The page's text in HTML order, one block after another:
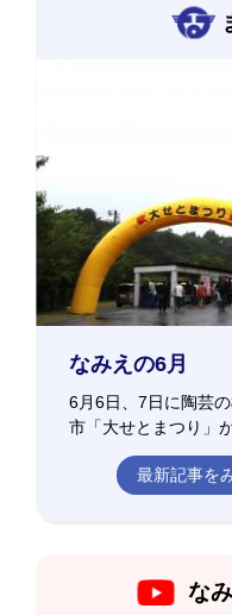
なみえの6月
6月6日、7日に陶芸
市「大せとまつり」
最新記事を
な